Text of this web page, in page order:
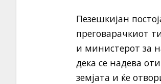
Пезешкијан
преговарачкиот
и министерот за
дека се надева
земјата и ќе